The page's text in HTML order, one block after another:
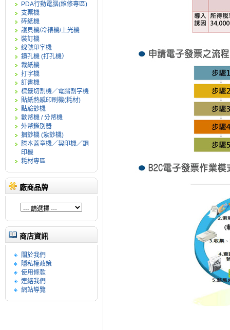
PDA行動電腦(維修專區)
支票機
碎紙機
護貝機/冷裱機/上光機
裝訂機
線號印字機
鑽孔機 (打孔機）
裁紙機
打字機
訂書機
標籤切割機／電腦割字機
貼紙熱感印刷機(耗材)
點驗鈔機
數幣機 / 分幣機
外幣鑑別器
捆鈔機 (紮鈔機)
謄本蓋章機／契印機／鋼
印機
耗材專區
廠商品牌
商店資訊
關於我們
隱私權政策
使用條款
連絡我們
網站導覽